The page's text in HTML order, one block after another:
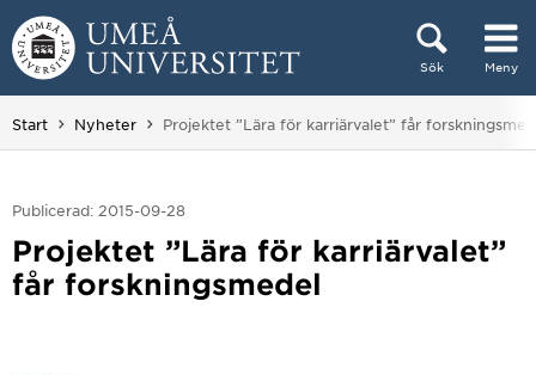
Hoppa direkt till innehållet
Sök Meny
Huvudmenyn dold.
Start Nyheter Du är här:
Projektet ”Lära för karriärvalet” får
Publicerad: 2015-09-28
Projektet ”Lära för karriärvalet”
får forskningsmedel